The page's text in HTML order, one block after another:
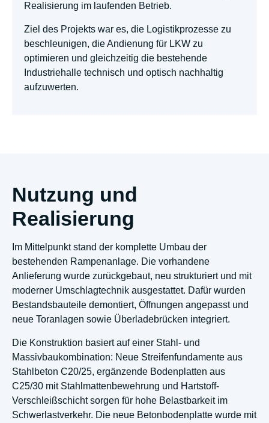
Realisierung im laufenden Betrieb.
Ziel des Projekts war es, die Logistikprozesse zu
beschleunigen, die Andienung für LKW zu
optimieren und gleichzeitig die bestehende
Industriehalle technisch und optisch nachhaltig
aufzuwerten.
Nutzung und
Realisierung
Im Mittelpunkt stand der komplette Umbau der
bestehenden Rampenanlage. Die vorhandene
Anlieferung wurde zurückgebaut, neu strukturiert und mit
moderner Umschlagtechnik ausgestattet. Dafür wurden
Bestandsbauteile demontiert, Öffnungen angepasst und
neue Toranlagen sowie Überladebrücken integriert.
Die Konstruktion basiert auf einer Stahl- und
Massivbaukombination: Neue Streifenfundamente aus
Stahlbeton C20/25, ergänzende Bodenplatten aus
C25/30 mit Stahlmattenbewehrung und Hartstoff-
Verschleißschicht sorgen für hohe Belastbarkeit im
Schwerlastverkehr. Die neue Betonbodenplatte wurde mit